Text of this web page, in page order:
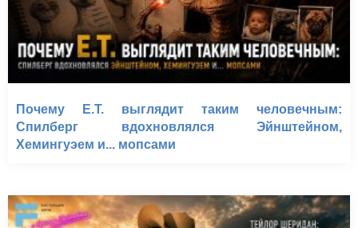
Почему E.T. выглядит таким человечным:
Спилберг вдохновлялся Эйнштейном,
Хемингуэем и... мопсами